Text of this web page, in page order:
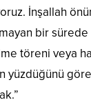
İnşallah
bir
töreni veya
yüzdüğünü